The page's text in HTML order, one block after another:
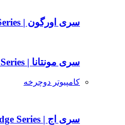
سری اورگون | Oregon Series
سری مونتانا | Montana Series
کامپیوتر دوچرخه
سری اج | Edge Series